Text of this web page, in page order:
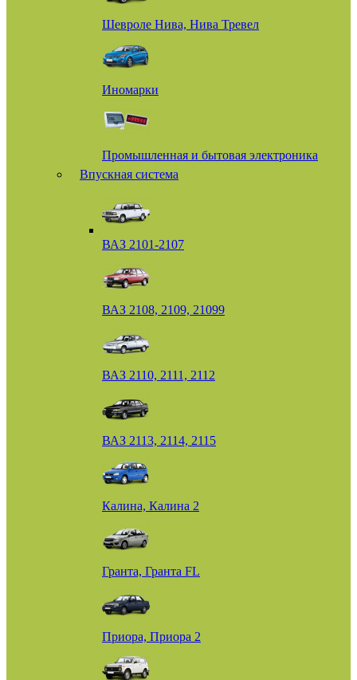
Шевроле Нива, Нива Тревел
Иномарки
Промышленная и бытовая электроника
Впускная система
ВАЗ 2101-2107
ВАЗ 2108, 2109, 21099
ВАЗ 2110, 2111, 2112
ВАЗ 2113, 2114, 2115
Калина, Калина 2
Гранта, Гранта FL
Приора, Приора 2